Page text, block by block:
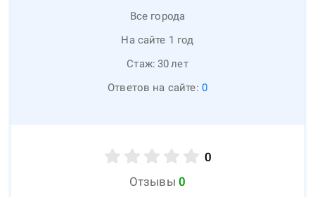
Все города
На сайте 1 год
Стаж: 30лет
Ответов на сайте: 0
0
Отзывы 0